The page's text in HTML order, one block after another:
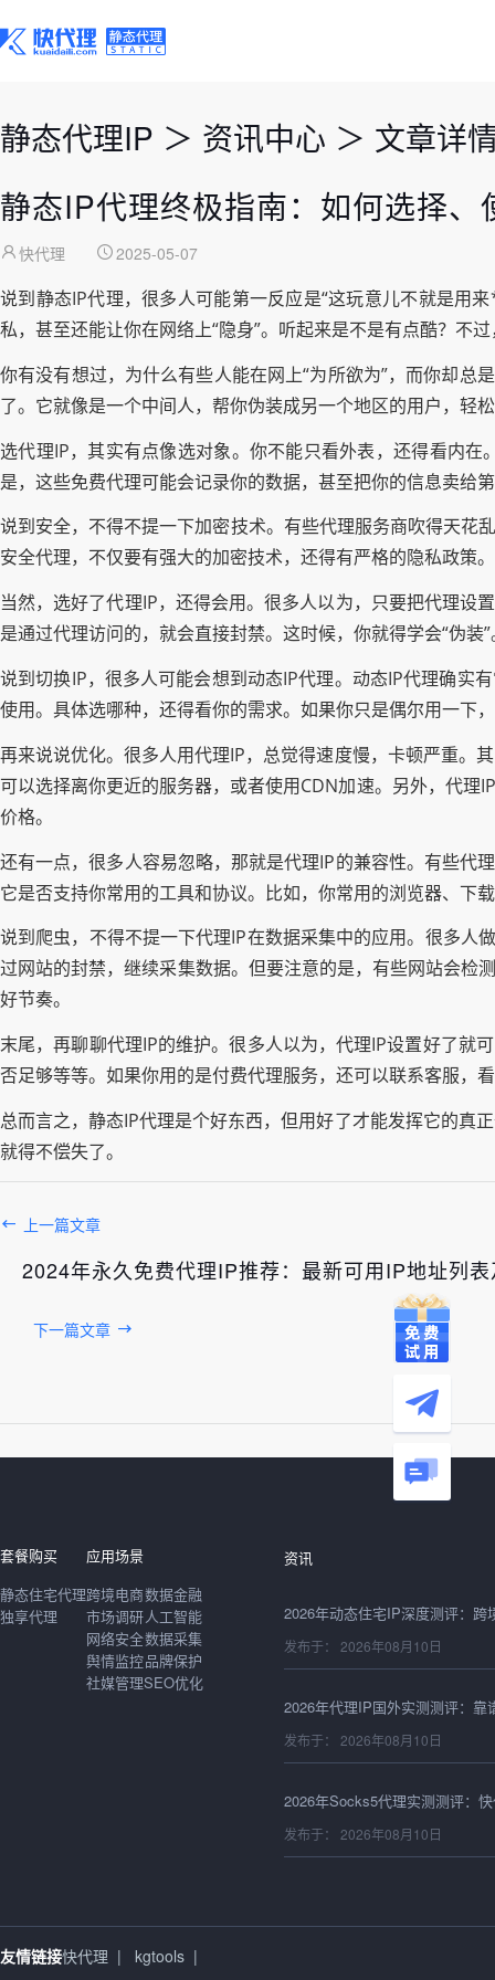
静态代理IP ＞ 资讯中心 ＞ 文章详
静态IP代理终极指南：如何选择
快代理 2025-05-07
说到静态IP代理，很多人可能第一反应是“这玩意儿不就是
私，甚至还能让你在网络上“隐身”。听起来是不是有点酷？不
你有没有想过，为什么有些人能在网上“为所欲为”，而你却总
了。它就像是一个中间人，帮你伪装成另一个地区的用户，轻
选代理IP，其实有点像选对象。你不能只看外表，还得看内
是，这些免费代理可能会记录你的数据，甚至把你的信息卖给
说到安全，不得不提一下加密技术。有些代理服务商吹得天花
安全代理，不仅要有强大的加密技术，还得有严格的隐私政策
当然，选好了代理IP，还得会用。很多人以为，只要把代理设
是通过代理访问的，就会直接封禁。这时候，你就得学会“伪
说到切换IP，很多人可能会想到动态IP代理。动态IP代理确实
使用。具体选哪种，还得看你的需求。如果你只是偶尔用一下
再来说说优化。很多人用代理IP，总觉得速度慢，卡顿严重。
可以选择离你更近的服务器，或者使用CDN加速。另外，代
价格。
还有一点，很多人容易忽略，那就是代理IP的兼容性。有些代
它是否支持你常用的工具和协议。比如，你常用的浏览器、下
说到爬虫，不得不提一下代理IP在数据采集中的应用。很多人
过网站的封禁，继续采集数据。但要注意的是，有些网站会检
好节奏。
末尾，再聊聊代理IP的维护。很多人以为，代理IP设置好了就
否足够等等。如果你用的是付费代理服务，还可以联系客服，
总而言之，静态IP代理是个好东西，但用好了才能发挥它的真
就得不偿失了。
上一篇文章
2024年永久免费代理IP推荐：最新可用IP地址列
下一篇文章
套餐购买
静态住宅代理
独享代理
应用场景
跨境电商
市场调研
网络安全
舆情监控
社媒管理
数据金融
人工智能
数据采集
品牌保护
SEO优化
资讯
发布于： 2026年08月10日
发布于： 2026年08月10日
发布于： 2026年08月10日
发布于： 2026年08月10日
发布于： 2026年08月10日
友情链接快代理 | kgtools |